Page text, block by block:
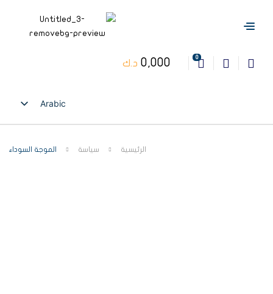
0
0,000 د.ك
Arabic
English
الرئيسية سياسة الموجة السوداء